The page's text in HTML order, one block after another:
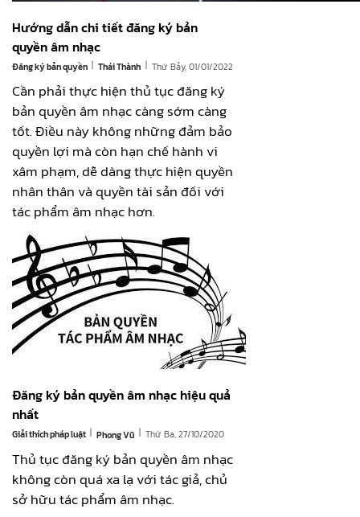
Hướng dẫn chi tiết đăng ký bản
quyền âm nhạc
Đăng ký bản quyền | Thái Thành | Thứ Bảy, 01/01/2022
Cần phải thực hiện thủ tục đăng ký
bản quyền âm nhạc càng sớm càng
tốt. Điều này không những đảm bảo
quyền lợi mà còn hạn chế hành vi
xâm phạm, dễ dàng thực hiện quyền
nhân thân và quyền tài sản đối với
tác phẩm âm nhạc hơn.
Đăng ký bản quyền âm nhạc hiệu quả
nhất
Giải thích pháp luật | Phong Vũ | Thứ Ba, 27/10/2020
Thủ tục đăng ký bản quyền âm nhạc
không còn quá xa lạ với tác giả, chủ
sở hữu tác phẩm âm nhạc.